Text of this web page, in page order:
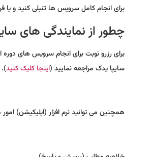
برای انجام کامل سرویس ها تنبلی کنید و یا
چطور از نمایندگی های
برای رزرو نوبت برای انجام سرویس های
سایپا یدک مراجعه نمایید (اینجا کلیک کنید).
همچنین می توانید نرم افزار (اپلیکیشن) امور